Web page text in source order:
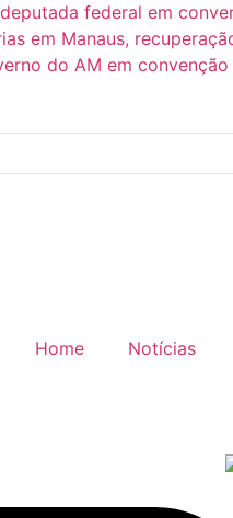
federal em
em Manaus,
do AM em
Home Notícias